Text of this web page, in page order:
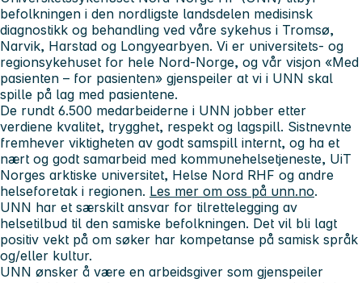
befolkningen i den nordligste landsdelen medisinsk
diagnostikk og behandling ved våre sykehus i Tromsø,
Narvik, Harstad og Longyearbyen. Vi er universitets- og
regionsykehuset for hele Nord-Norge, og vår visjon «Med
pasienten – for pasienten» gjenspeiler at vi i UNN skal
spille på lag med pasientene.
De rundt 6.500 medarbeiderne i UNN jobber etter
verdiene kvalitet, trygghet, respekt og lagspill. Sistnevnte
fremhever viktigheten av godt samspill internt, og ha et
nært og godt samarbeid med kommunehelsetjeneste, UiT
Norges arktiske universitet, Helse Nord RHF og andre
helseforetak i regionen. Les mer om oss på unn.no.
UNN har et særskilt ansvar for tilrettelegging av
helsetilbud til den samiske befolkningen. Det vil bli lagt
positiv vekt på om søker har kompetanse på samisk språk
og/eller kultur.
UNN ønsker å være en arbeidsgiver som gjenspeiler